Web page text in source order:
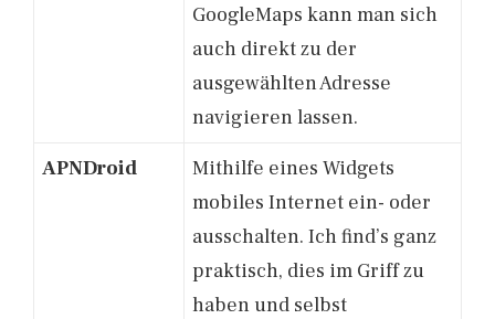
GoogleMaps kann man sich
auch direkt zu der
ausgewählten Adresse
navigieren lassen.
APNDroid
Mithilfe eines Widgets
mobiles Internet ein- oder
ausschalten. Ich find’s ganz
praktisch, dies im Griff zu
haben und selbst